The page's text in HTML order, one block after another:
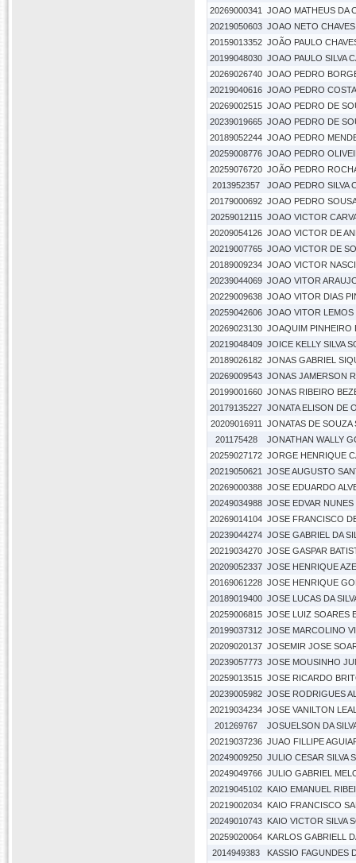
20269000341
JOAO MATHEUS DA
20219050603 JOAO NETO
20159013352 JOÃO PAULO
20199048030 JOAO PAULO SILVA
20269026740 JOAO PEDRO
20219040616 JOAO PEDRO COSTA
20269002515 JOAO PEDRO DE
20239019665 JOAO PEDRO DE
20189052244 JOAO PEDRO
20259008776 JOAO PEDRO
20259076720 JOÃO PEDRO
2013952357
JOAO PEDRO SILVA
20179000692 JOAO PEDRO
20259012115 JOAO VICTOR
20209054126 JOAO VICTOR DE
20219007765 JOAO VICTOR DE
20189009234 JOAO VICTOR
20239044069 JOAO VITOR
20229009638 JOAO VITOR DIAS
20259042606 JOAO VITOR LEMOS
20269023130 JOAQUIM PINHEIRO
20219048409 JOICE KELLY SILVA
20189026182 JONAS GABRIEL
20269009543 JONAS JAMERSON
20199001660 JONAS RIBEIRO
20179135227 JONATA ELISON DE
20209016911
JONATAS DE SOUZA
201175428
JONATHAN WALLY
20259027172 JORGE HENRIQUE
20219050621
JOSE AUGUSTO
20269000388 JOSE EDUARDO
20249034988 JOSE EDVAR
20269014104 JOSE FRANCISCO
20239044274 JOSE GABRIEL DA
20219034270 JOSE GASPAR
20209052337 JOSE HENRIQUE
20169061228 JOSE HENRIQUE
20189019400 JOSE LUCAS DA
20259006815 JOSE LUIZ SOARES
20199037312 JOSE MARCOLINO
20209020137 JOSEMIR JOSE
20239057773 JOSE MOUSINHO
20259013515 JOSE RICARDO
20239005982 JOSE RODRIGUES
20219034234 JOSE VANILTON
201269767
JOSUELSON DA
20219037236 JUAO FILLIPE
20249009250 JULIO CESAR SILVA
20249049766 JULIO GABRIEL
20219045102 KAIO EMANUEL
20219002034 KAIO FRANCISCO
20249010743 KAIO VICTOR SILVA
20259020064 KARLOS GABRIELL
2014949383
KASSIO FAGUNDES